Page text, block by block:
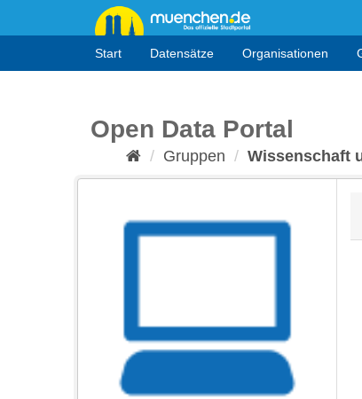
Start Datensätze Organisationen
Open Data Portal
Gruppen Wissenschaft